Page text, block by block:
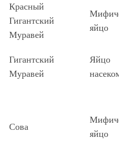
Красный
Гигантский
Муравей
яйцо
Гигантский
Муравей
Яйцо
Сова
яйцо